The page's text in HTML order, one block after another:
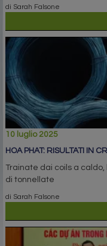
di Sarah Falsone
10 luglio 2025
HOA PHAT: RISULTATI IN
Trainate dai coils a
di tonnellate
di Sarah Falsone